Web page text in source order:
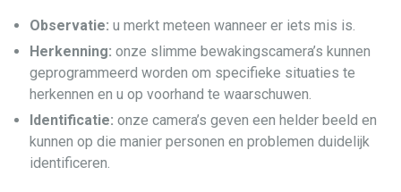
Observatie: u merkt meteen wanneer er iets mis is.
Herkenning: onze slimme bewakingscamera’s kunnen
geprogrammeerd worden om specifieke situaties te
herkennen en u op voorhand te waarschuwen.
Identificatie: onze camera’s geven een helder beeld en
kunnen op die manier personen en problemen duidelijk
identificeren.